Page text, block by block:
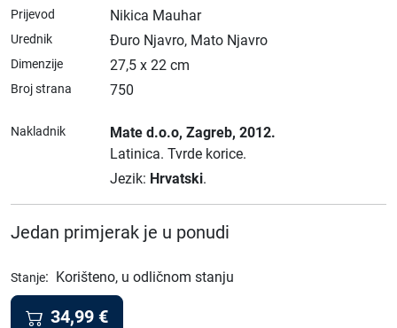
Prijevod Nikica Mauhar
Urednik Đuro Njavro, Mato Njavro
Dimenzije 27,5 x 22 cm
Broj strana 750
Nakladnik Mate d.o.o, Zagreb, 2012.
Latinica. Tvrde korice.
Jezik: Hrvatski.
Jedan primjerak je u ponudi
Stanje: Korišteno, u odličnom stanju
34,99 €